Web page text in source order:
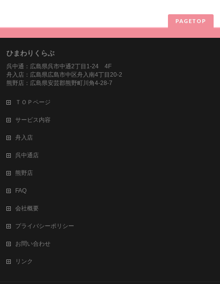
PAGETOP
ひまわりくらぶ
呉中通：広島県呉市中通2丁目1-24 4F
舟入店：広島県広島市中区舟入南4丁目20-2
熊野店：広島県安芸郡熊野町川角4-28-7
ＴＯＰページ
サービス内容
舟入店
呉中通店
熊野店
FAQ
会社概要
プライバシーポリシー
お問い合わせ
リンク